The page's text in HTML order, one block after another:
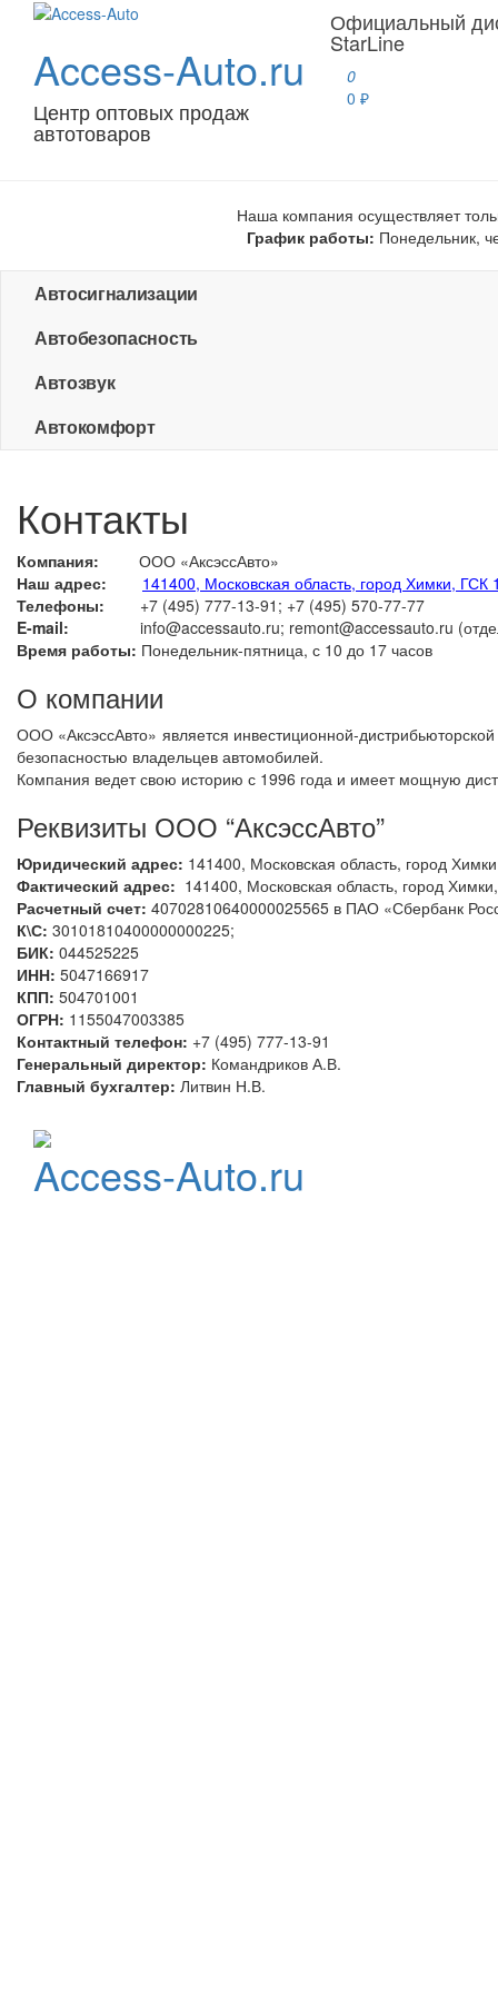
Access-Auto.ru
Центр оптовых продаж
автотоваров
Официальный
StarLine
0
0 ₽
Наша компания осуществляет
График работы: Понедельник,
Автосигнализации
Автобезопасность
Автозвук
Автокомфорт
Контакты
Компания: ООО «АксэссАвто»
Наш адрес:
141400, Московская область, город Химки,
Телефоны:
+7 (495) 777-13-91; +7 (495) 570-77-77
E-mail: info@accessauto.ru; remont@accessauto.ru
Время работы: Понедельник-пятница, с 10 до 17 часов
О компании
ООО «АксэссАвто» является инвестиционной-
безопасностью владельцев автомобилей.
Компания ведет свою историю с 1996 года и имеет мощную
Реквизиты ООО “АксэссАвто”
Юридический адрес: 141400, Московская область, город
Фактический адрес: 141400, Московская область, город
Расчетный счет: 40702810640000025565 в ПАО «Сбербанк
К\С: 30101810400000000225;
БИК: 044525225
ИНН: 5047166917
КПП: 504701001
ОГРН: 1155047003385
Контактный телефон: +7 (495) 777-13-91
Генеральный директор: Командриков А.В.
Главный бухгалтер: Литвин Н.В.
Access-Auto.ru